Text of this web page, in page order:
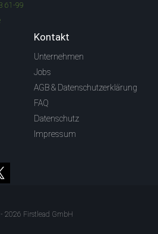
61-99
Kontakt
Unternehmen
Jobs
AGB & Datenschutzerklärung
FAQ
Datenschutz
Impressum
2026 Firstlead GmbH